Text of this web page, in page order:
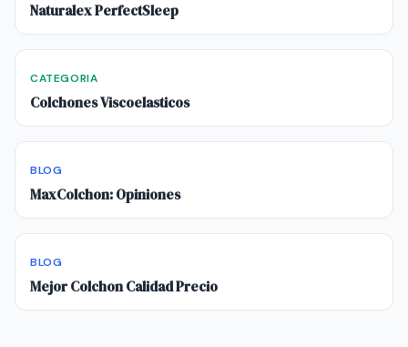
Naturalex PerfectSleep
CATEGORIA
Colchones Viscoelasticos
BLOG
MaxColchon: Opiniones
BLOG
Mejor Colchon Calidad Precio